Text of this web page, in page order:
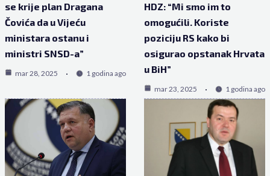
se krije plan Dragana
Čovića da u Vijeću
ministara ostanu i
ministri SNSD-a”
mar 28, 2025 1 godina ago
HDZ: “Mi smo im to
omogućili. Koriste
poziciju RS kako bi
osigurao opstanak Hrvata
u BiH”
mar 23, 2025 1 godina ago